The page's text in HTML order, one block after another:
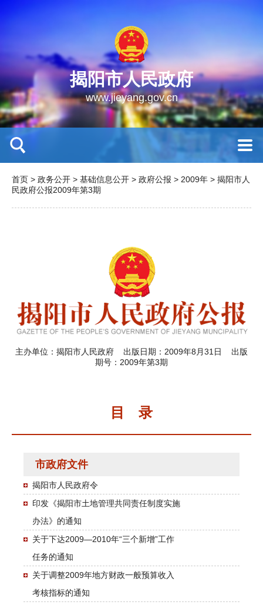
揭阳市人民政府
www.jieyang.gov.cn
首页 > 政务公开 > 基础信息公开 > 政府公报 > 2009年 > 揭阳市人
民政府公报2009年第3期
主办单位：揭阳市人民政府 出版日期：2009年8月31日 出版
期号：2009年第3期
目 录
市政府文件
揭阳市人民政府令
印发《揭阳市土地管理共同责任制度实施
办法》的通知
关于下达2009—2010年“三个新增”工作
任务的通知
关于调整2009年地方财政一般预算收入
考核指标的通知